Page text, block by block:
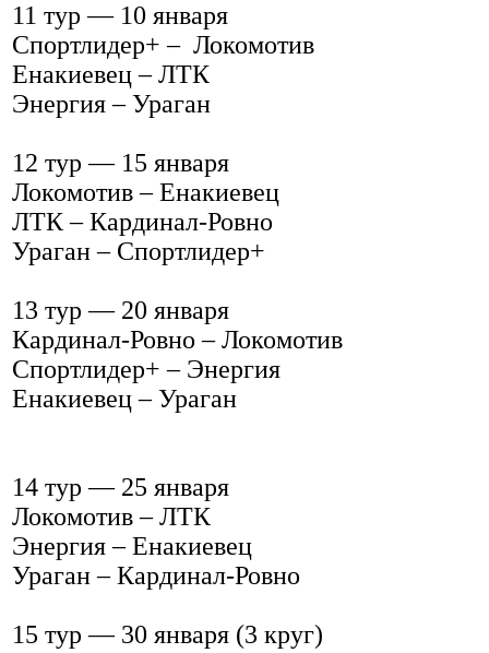
11 тур — 10 января
Спортлидер+ – Локомотив
Енакиевец – ЛТК
Энергия – Ураган
12 тур — 15 января
Локомотив – Енакиевец
ЛТК – Кардинал-Ровно
Ураган – Спортлидер+
13 тур — 20 января
Кардинал-Ровно – Локомотив
Спортлидер+ – Энергия
Енакиевец – Ураган
14 тур — 25 января
Локомотив – ЛТК
Энергия – Енакиевец
Ураган – Кардинал-Ровно
15 тур — 30 января (3 круг)